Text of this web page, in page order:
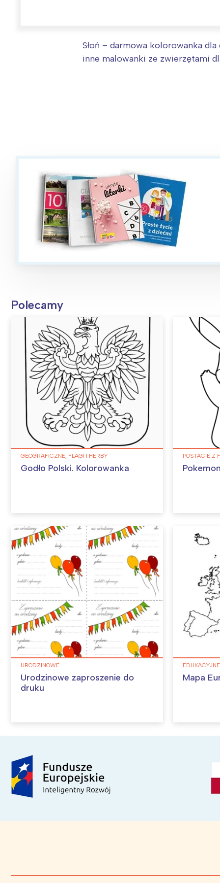
Słoń – darmowa kolorowanka
inne malowanki ze zwierzętami
Polecamy
GEOGRAFICZNE, FLAGI I HERBY
Godło Polski. Kolorowanka
POSTACIE Z
URODZINOWE
Urodzinowe zaproszenie do
druku
EDUKACYJNE
Mapa